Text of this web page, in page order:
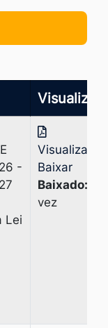
Visualizar
-
Lei
Visualizar
Baixar
Baixado:
vez